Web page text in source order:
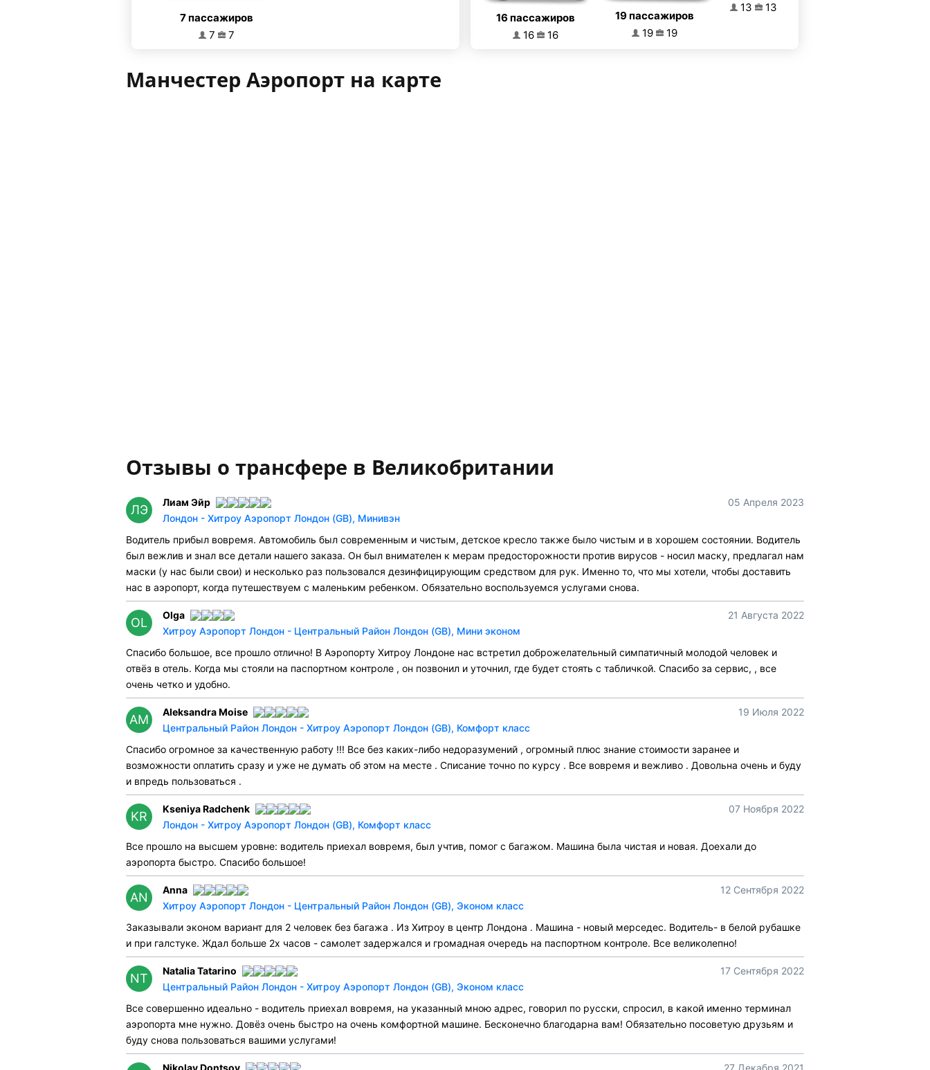
7 пассажиров
7
7
16 пассажиров
16
16
19 пассажиров
19
19
13
13
Манчестер Аэропорт на карте
Отзывы о трансфере в Великобритании
ЛЭ
Лиам Эйр
05 Апреля 2023
Лондон - Хитроу Аэропорт Лондон (GB), Минивэн
Водитель прибыл вовремя. Автомобиль был современным и чистым, детское кресло также было чистым и в хорошем состоянии. Водитель
был вежлив и знал все детали нашего заказа. Он был внимателен к мерам предосторожности против вирусов - носил маску, предлагал нам
маски (у нас были свои) и несколько раз пользовался дезинфицирующим средством для рук. Именно то, что мы хотели, чтобы доставить
нас в аэропорт, когда путешествуем с маленьким ребенком. Обязательно воспользуемся услугами снова.
OL
Olga
21 Августа 2022
Хитроу Аэропорт Лондон - Центральный Район Лондон (GB), Мини эконом
Спасибо большое, все прошло отлично! В Аэропорту Хитроу Лондоне нас встретил доброжелательный симпатичный молодой человек и
отвёз в отель. Когда мы стояли на паспортном контроле , он позвонил и уточнил, где будет стоять с табличкой. Спасибо за сервис, , все
очень четко и удобно.
AM
Aleksandra Moise
19 Июля 2022
Центральный Район Лондон - Хитроу Аэропорт Лондон (GB), Комфорт класс
Спасибо огромное за качественную работу !!! Все без каких-либо недоразумений , огромный плюс знание стоимости заранее и
возможности оплатить сразу и уже не думать об этом на месте . Списание точно по курсу . Все вовремя и вежливо . Довольна очень и буду
и впредь пользоваться .
KR
Kseniya Radchenk
07 Ноября 2022
Лондон - Хитроу Аэропорт Лондон (GB), Комфорт класс
Все прошло на высшем уровне: водитель приехал вовремя, был учтив, помог с багажом. Машина была чистая и новая. Доехали до
аэропорта быстро. Спасибо большое!
AN
Anna
12 Сентября 2022
Хитроу Аэропорт Лондон - Центральный Район Лондон (GB), Эконом класс
Заказывали эконом вариант для 2 человек без багажа . Из Хитроу в центр Лондона . Машина - новый мерседес. Водитель- в белой рубашке
и при галстуке. Ждал больше 2х часов - самолет задержался и громадная очередь на паспортном контроле. Все великолепно!
NT
Natalia Tatarino
17 Сентября 2022
Центральный Район Лондон - Хитроу Аэропорт Лондон (GB), Эконом класс
Все совершенно идеально - водитель приехал вовремя, на указанный мною адрес, говорил по русски, спросил, в какой именно терминал
аэропорта мне нужно. Довёз очень быстро на очень комфортной машине. Бесконечно благодарна вам! Обязательно посоветую друзьям и
буду снова пользоваться вашими услугами!